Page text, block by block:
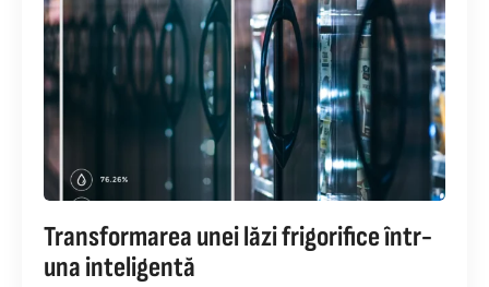
Transformarea unei lăzi frigorifice într-
una inteligentă